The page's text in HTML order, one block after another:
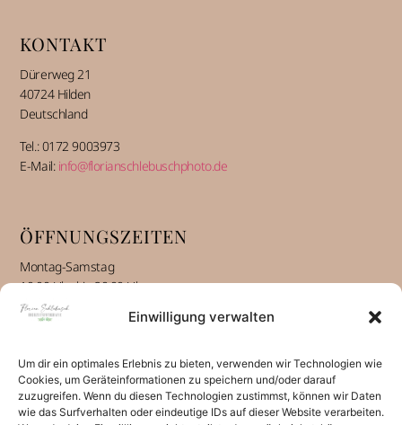
Einwilligung verwalten
Um dir ein optimales Erlebnis zu bieten, verwenden wir Technologien wie
Cookies, um Geräteinformationen zu speichern und/oder darauf
zuzugreifen. Wenn du diesen Technologien zustimmst, können wir Daten
wie das Surfverhalten oder eindeutige IDs auf dieser Website verarbeiten.
KONTAKT
Dürerweg 21
40724 Hilden
Deutschland
Tel.: 0172 9003973
E-Mail:info@florianschlebuschphoto.de
ÖFFNUNGSZEITEN
Montag-Samstag
10:00 Uhr bis 20:00 Uhr
INFORMATIONEN
Über mich alt
Kontakt